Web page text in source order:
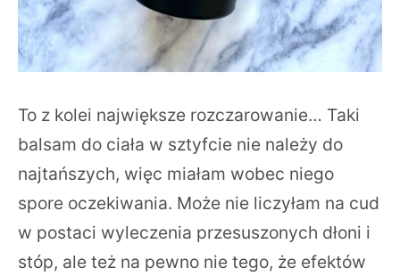
To z kolei największe rozczarowanie… Taki
balsam do ciała w sztyfcie nie należy do
najtańszych, więc miałam wobec niego
spore oczekiwania. Może nie liczyłam na cud
w postaci wyleczenia przesuszonych dłoni i
stóp, ale też na pewno nie tego, że efektów